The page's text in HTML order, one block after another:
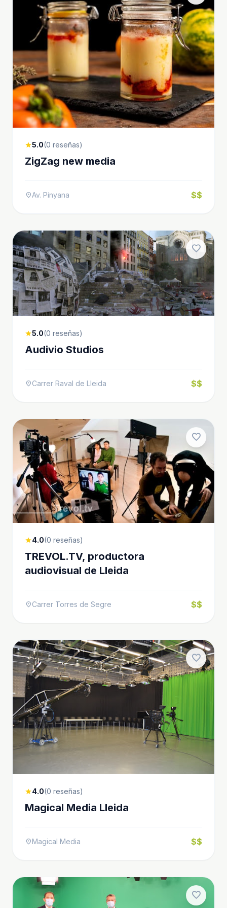
star5.0(0 reseñas)
ZigZag new media
location_onAv. Pinyana $$
favorite
star5.0(0 reseñas)
Audivio Studios
location_onCarrer Raval de Lleida $$
favorite
star4.0(0 reseñas)
TREVOL.TV, productora
audiovisual de Lleida
location_onCarrer Torres de Segre $$
favorite
star4.0(0 reseñas)
Magical Media Lleida
location_onMagical Media $$
favorite